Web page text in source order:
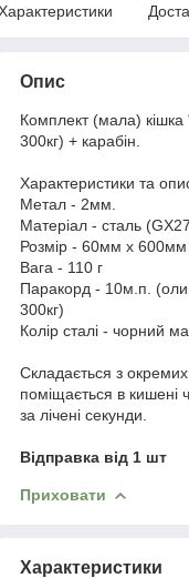
Опис
Комплект (мала)
300кг) + карабін.
Характеристики та
Метал - 2мм.
Матеріал - сталь
Розмір - 60мм х
Вага - 110 г
Паракорд - 10м.п.
300кг)
Колір сталі - чорний
Складається з
поміщається в кишені
за лічені секунди.
Відправка від 1 шт
Приховати
Характеристики